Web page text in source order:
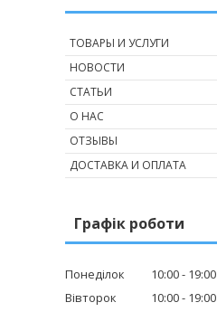
ТОВАРЫ И УСЛУГИ
НОВОСТИ
СТАТЬИ
О НАС
ОТЗЫВЫ
ДОСТАВКА И ОПЛАТА
Графік роботи
Понеділок 10:00
19:00
Вівторок
10:00
19:00